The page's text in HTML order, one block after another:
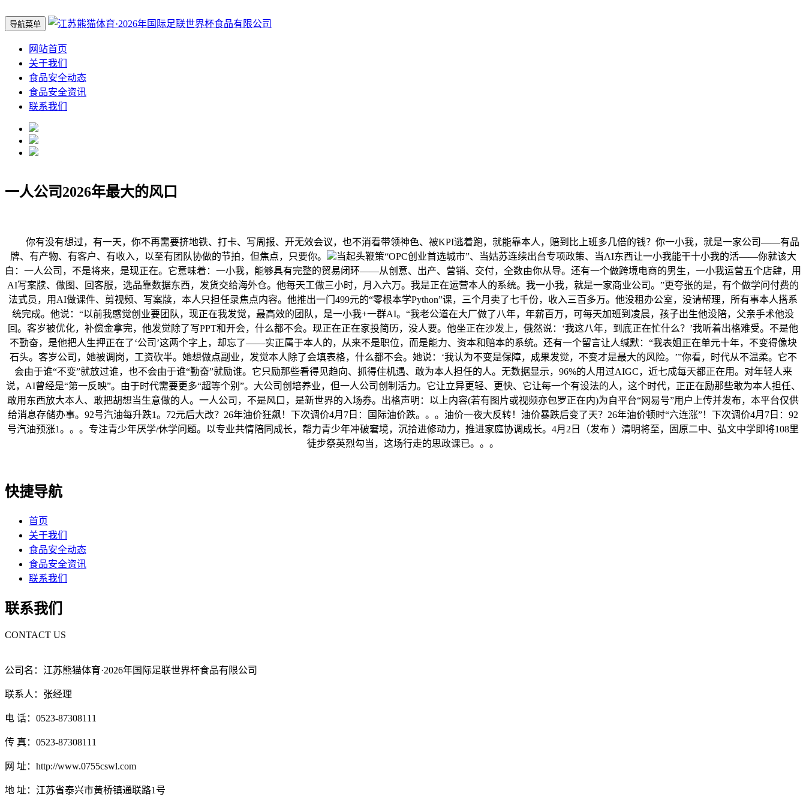
导航菜单
网站首页
关于我们
食品安全动态
食品安全资讯
联系我们
一人公司2026年最大的风口
你有没有想过，有一天，你不再需要挤地铁、打卡、写周报、开无效会议，也不消看带领神色、被KPI逃着跑，就能靠本人，赔到比上班多几倍的钱？你一小我，就是一家公司——有品
牌、有产物、有客户、有收入，以至有团队协做的节拍，但焦点，只要你。
当起头鞭策“OPC创业首选城市”、当姑苏连续出台专项政策、当AI东西让一小我能干十小我的活——你就该大
白：一人公司，不是将来，是现正在。它意味着：一小我，能够具有完整的贸易闭环——从创意、出产、营销、交付，全数由你从导。还有一个做跨境电商的男生，一小我运营五个店肆，用
AI写案牍、做图、回客服，选品靠数据东西，发货交给海外仓。他每天工做三小时，月入六万。我是正在运营本人的系统。我一小我，就是一家商业公司。”更夸张的是，有个做学问付费的
法式员，用AI做课件、剪视频、写案牍，本人只担任录焦点内容。他推出一门499元的“零根本学Python”课，三个月卖了七千份，收入三百多万。他没租办公室，没请帮理，所有事本人搭系
统完成。他说：“以前我感觉创业要团队，现正在我发觉，最高效的团队，是一小我+一群AI。“我老公道在大厂做了八年，年薪百万，可每天加班到凌晨，孩子出生他没陪，父亲手术他没
回。客岁被优化，补偿金拿完，他发觉除了写PPT和开会，什么都不会。现正在正在家投简历，没人要。他坐正在沙发上，俄然说：‘我这八年，到底正在忙什么？’我听着出格难受。不是他
不勤奋，是他把人生押正在了‘公司’这两个字上，却忘了——实正属于本人的，从来不是职位，而是能力、资本和赔本的系统。还有一个留言让人缄默：“我表姐正在单元十年，不变得像块
石头。客岁公司，她被调岗，工资砍半。她想做点副业，发觉本人除了会填表格，什么都不会。她说：‘我认为不变是保障，成果发觉，不变才是最大的风险。’”你看，时代从不温柔。它不
会由于谁“不变”就放过谁，也不会由于谁“勤奋”就励谁。它只励那些看得见趋向、抓得住机遇、敢为本人担任的人。无数据显示，96%的人用过AIGC，近七成每天都正在用。对年轻人来
说，AI曾经是“第一反映”。由于时代需要更多“超等个别”。大公司创培养业，但一人公司创制活力。它让立异更轻、更快、它让每一个有设法的人，这个时代，正正在励那些敢为本人担任、
敢用东西放大本人、敢把胡想当生意做的人。一人公司，不是风口，是新世界的入场券。出格声明：以上内容(若有图片或视频亦包罗正在内)为自平台“网易号”用户上传并发布，本平台仅供
给消息存储办事。92号汽油每升跌1。72元后大改？26年油价狂飙！下次调价4月7日：国际油价跌。。。油价一夜大反转！油价暴跌后变了天？26年油价顿时“六连涨”！下次调价4月7日：92
号汽油预涨1。。。专注青少年厌学/休学问题。以专业共情陪同成长，帮力青少年冲破窘境，沉拾进修动力，推进家庭协调成长。4月2日（发布 ）清明将至，固原二中、弘文中学即将108里
徒步祭英烈勾当，这场行走的思政课已。。。
快捷导航
首页
关于我们
食品安全动态
食品安全资讯
联系我们
联系我们
CONTACT US
公司名：江苏熊猫体育·2026年国际足联世界杯食品有限公司
联系人：张经理
电 话：0523-87308111
传 真：0523-87308111
网 址：http://www.0755cswl.com
地 址：江苏省泰兴市黄桥镇通联路1号